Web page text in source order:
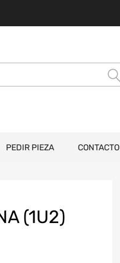
PEDIR PIEZA CONTACTO
(1U2)